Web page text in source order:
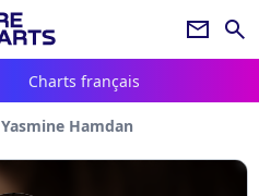
newsletter search
Charts français
Yasmine Hamdan